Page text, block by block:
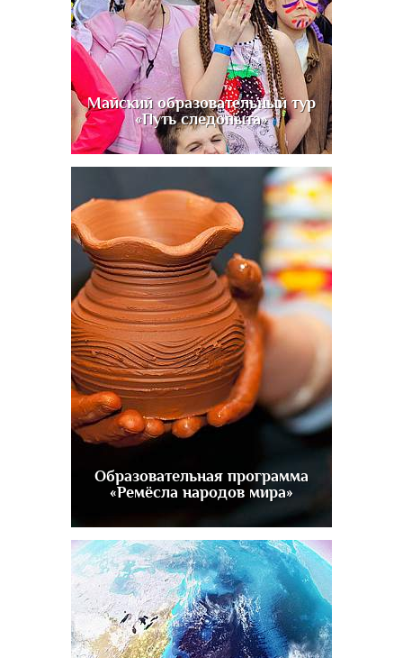
Майский образовательный тур
«Путь следопыта»
Образовательная программа
«Ремёсла народов мира»